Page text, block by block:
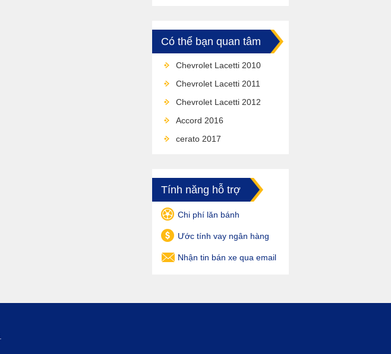
Có thể bạn quan tâm
Chevrolet Lacetti 2010
Chevrolet Lacetti 2011
Chevrolet Lacetti 2012
Accord 2016
cerato 2017
Tính năng hỗ trợ
Chi phí lăn bánh
Ước tính vay ngân hàng
Nhận tin bán xe qua email